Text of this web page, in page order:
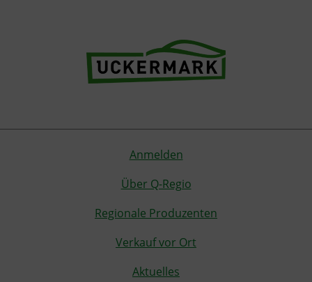
Anmelden
Über Q-Regio
Regionale Produzenten
Verkauf vor Ort
Aktuelles